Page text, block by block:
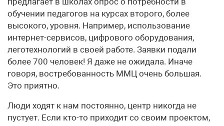
обучении педагогов на курсах второго, более
высокого, уровня. Например, использование
интернет-сервисов, цифрового оборудования,
леготехнологий в своей работе. Заявки подали
более 700 человек! Я даже не ожидала. Иначе
говоря, востребованность ММЦ очень большая.
Это приятно.
Люди ходят к нам постоянно, центр никогда не
пустует. Если кто-то приходит со своим проектом,